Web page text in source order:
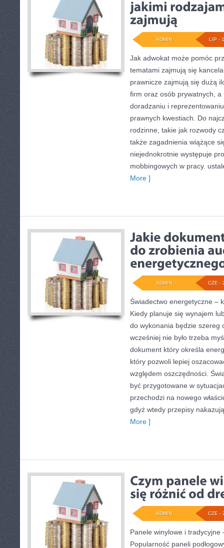
LIP -
ADMIN
Jak adwokat może pomóc
tematami zajmują się
prawnicze zajmują się dużą
firm oraz osób prywatnych,
doradzaniu i
prawnych kwestiach. Do
rodzinne, takie jak rozwody
także zagadnienia wiążące
niejednokrotnie występuje
mobbingowych w pracy.
More ]
CZE -
ADMIN
Świadectwo energetyczne –
Kiedy planuje się wynajem
do wykonania będzie szereg
wcześniej nie było trzeba
dokument który określa
który pozwoli lepiej
względem oszczędności.
być przygotowane w
przechodzi na nowego
gdyż wtedy przepisy
More ]
CZE -
ADMIN
Panele winylowe i
Popularność paneli